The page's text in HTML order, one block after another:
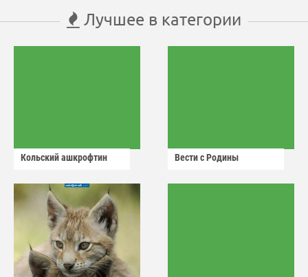
Лучшее в категории
Кольский ашкрофтин Вести с Родины